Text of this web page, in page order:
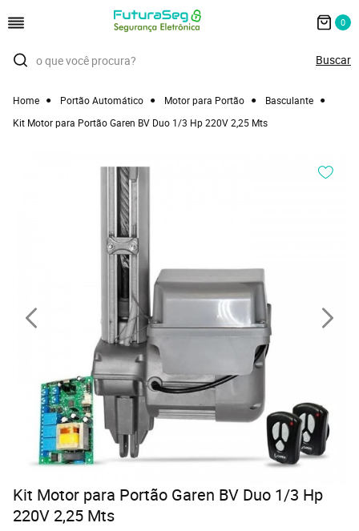
0
Home Portão Automático Motor para Portão
Basculante
Kit Motor para Portão Garen BV Duo 1/3 Hp 220V 2,25 Mts
Kit Motor para Portão Garen BV Duo 1/3 Hp
220V 2,25 Mts